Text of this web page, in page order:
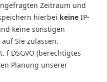
Zeitraum und
hierbei keine IP-
keine sonstigen
Sie zulassen.
f DSGVO (berechtigtes
Planung unserer